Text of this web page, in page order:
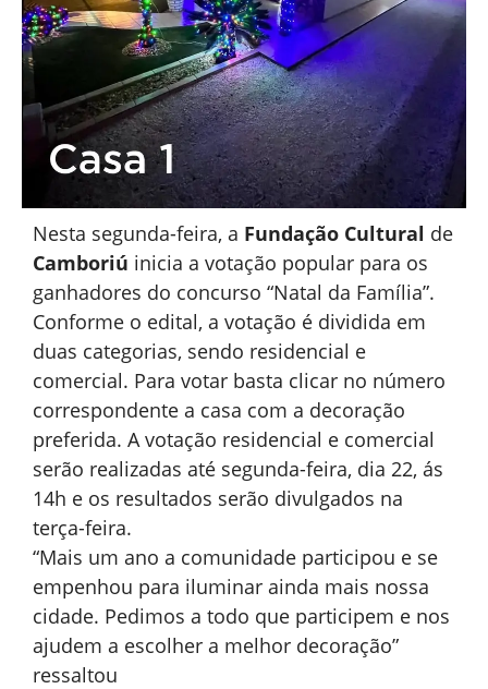
Nesta segunda-feira, a Fundação Cultural de
Camboriú inicia a votação popular para os
ganhadores do concurso “Natal da Família”.
Conforme o edital, a votação é dividida em
duas categorias, sendo residencial e
comercial. Para votar basta clicar no número
correspondente a casa com a decoração
preferida. A votação residencial e comercial
serão realizadas até segunda-feira, dia 22, ás
14h e os resultados serão divulgados na
terça-feira.
“Mais um ano a comunidade participou e se
empenhou para iluminar ainda mais nossa
cidade. Pedimos a todo que participem e nos
ajudem a escolher a melhor decoração”
ressaltou